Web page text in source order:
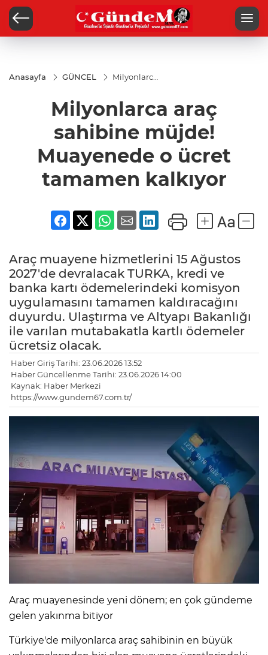
Anasayfa GÜNCEL
Milyonlarca
müjde!
Muayenede
o ücret
tamamen
Milyonlarca araç
sahibine müjde!
Muayenede o ücret
tamamen kalkıyor
Araç muayene hizmetlerini 15 Ağustos
2027'de devralacak TURKA, kredi ve
banka kartı ödemelerindeki komisyon
uygulamasını tamamen kaldıracağını
duyurdu. Ulaştırma ve Altyapı Bakanlığı
ile varılan mutabakatla kartlı ödemeler
ücretsiz olacak.
Haber Giriş Tarihi: 23.06.2026 13:52
Haber Güncellenme Tarihi: 23.06.2026 14:00
Kaynak: Haber Merkezi
https://www.gundem67.com.tr/
Araç muayenesinde yeni dönem; en çok gündeme
gelen yakınma bitiyor
Türkiye'de milyonlarca araç sahibinin en büyük